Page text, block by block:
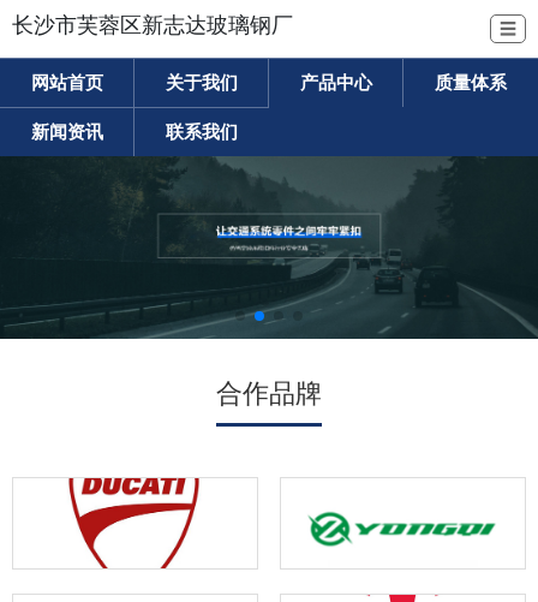
长沙市芙蓉区新志达玻璃钢厂 ☰
网站首页 关于我们 产品中心 质量体系
新闻资讯 联系我们
合作品牌